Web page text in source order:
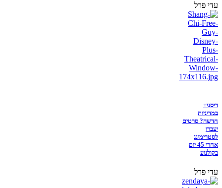
עדי פרל
דיסני+
במדיניות
חדשה? סרטים
יעברו
לסטרימינג
אחרי 45 יום
בקולנוע
עדי פרל